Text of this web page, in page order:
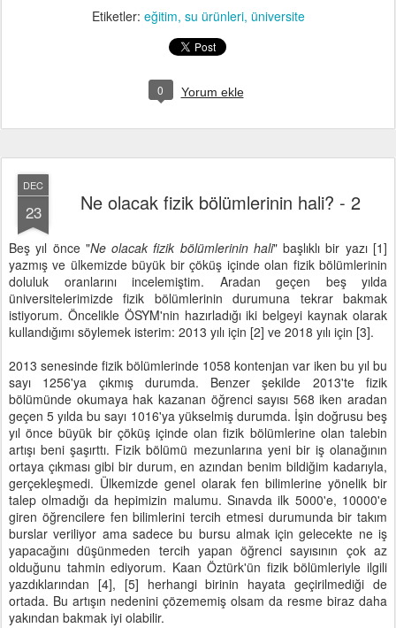
Etiketler: eğitim su ürünleri üniversite
0 Yorum ekle
DEC
23 Ne olacak fizik bölümlerinin hali? - 2
Beş yıl önce "Ne olacak fizik bölümlerinin hali" başlıklı bir yazı [1]
yazmış ve ülkemizde büyük bir çöküş içinde olan fizik bölümlerinin
doluluk oranlarını incelemiştim. Aradan geçen beş yılda
üniversitelerimizde fizik bölümlerinin durumuna tekrar bakmak
istiyorum. Öncelikle ÖSYM'nin hazırladığı iki belgeyi kaynak olarak
kullandığımı söylemek isterim: 2013 yılı için [2] ve 2018 yılı için [3].
2013 senesinde fizik bölümlerinde 1058 kontenjan var iken bu yıl bu
sayı 1256'ya çıkmış durumda. Benzer şekilde 2013'te fizik
bölümünde okumaya hak kazanan öğrenci sayısı 568 iken aradan
geçen 5 yılda bu sayı 1016'ya yükselmiş durumda. İşin doğrusu beş
yıl önce büyük bir çöküş içinde olan fizik bölümlerine olan talebin
artışı beni şaşırttı. Fizik bölümü mezunlarına yeni bir iş olanağının
ortaya çıkması gibi bir durum, en azından benim bildiğim kadarıyla,
gerçekleşmedi. Ülkemizde genel olarak fen bilimlerine yönelik bir
talep olmadığı da hepimizin malumu. Sınavda ilk 5000'e, 10000'e
giren öğrencilere fen bilimlerini tercih etmesi durumunda bir takım
burslar veriliyor ama sadece bu bursu almak için gelecekte ne iş
yapacağını düşünmeden tercih yapan öğrenci sayısının çok az
olduğunu tahmin ediyorum. Kaan Öztürk'ün fizik bölümleriyle ilgili
yazdıklarından [4], [5] herhangi birinin hayata geçirilmediği de
ortada. Bu artışın nedenini çözememiş olsam da resme biraz daha
yakından bakmak iyi olabilir.